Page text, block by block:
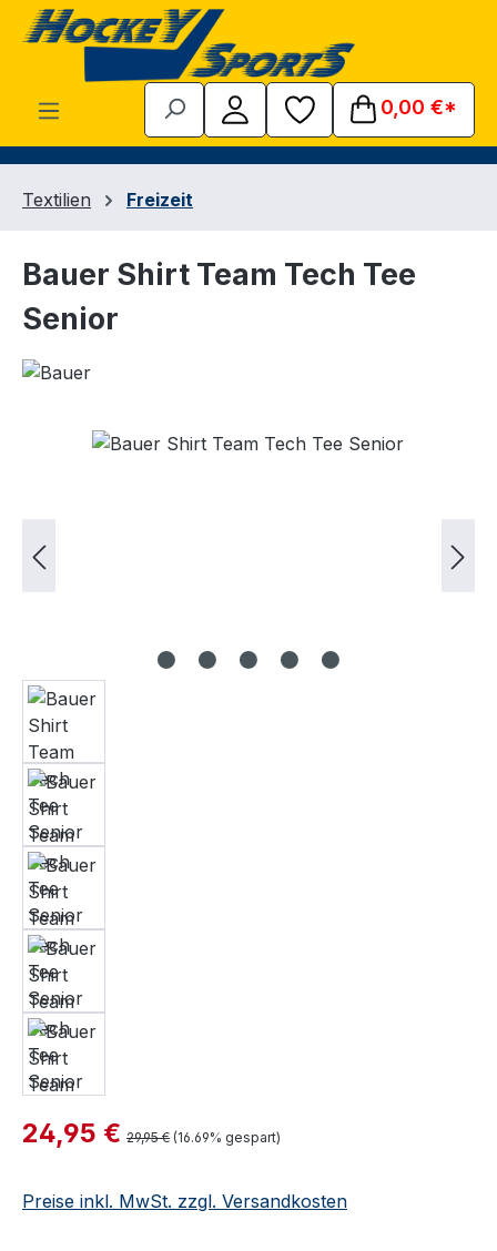
Zum Hauptinhalt springen
0,00 €*
Textilien Freizeit
Bauer Shirt Team Tech Tee
Senior
Bildergalerie überspringen
Verkaufspreis:
24,95 € Regulärer Preis:
29,95 € (16.69% gespart)
Preise inkl. MwSt. zzgl. Versandkosten